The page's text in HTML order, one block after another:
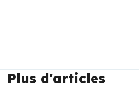
Plus d'articles